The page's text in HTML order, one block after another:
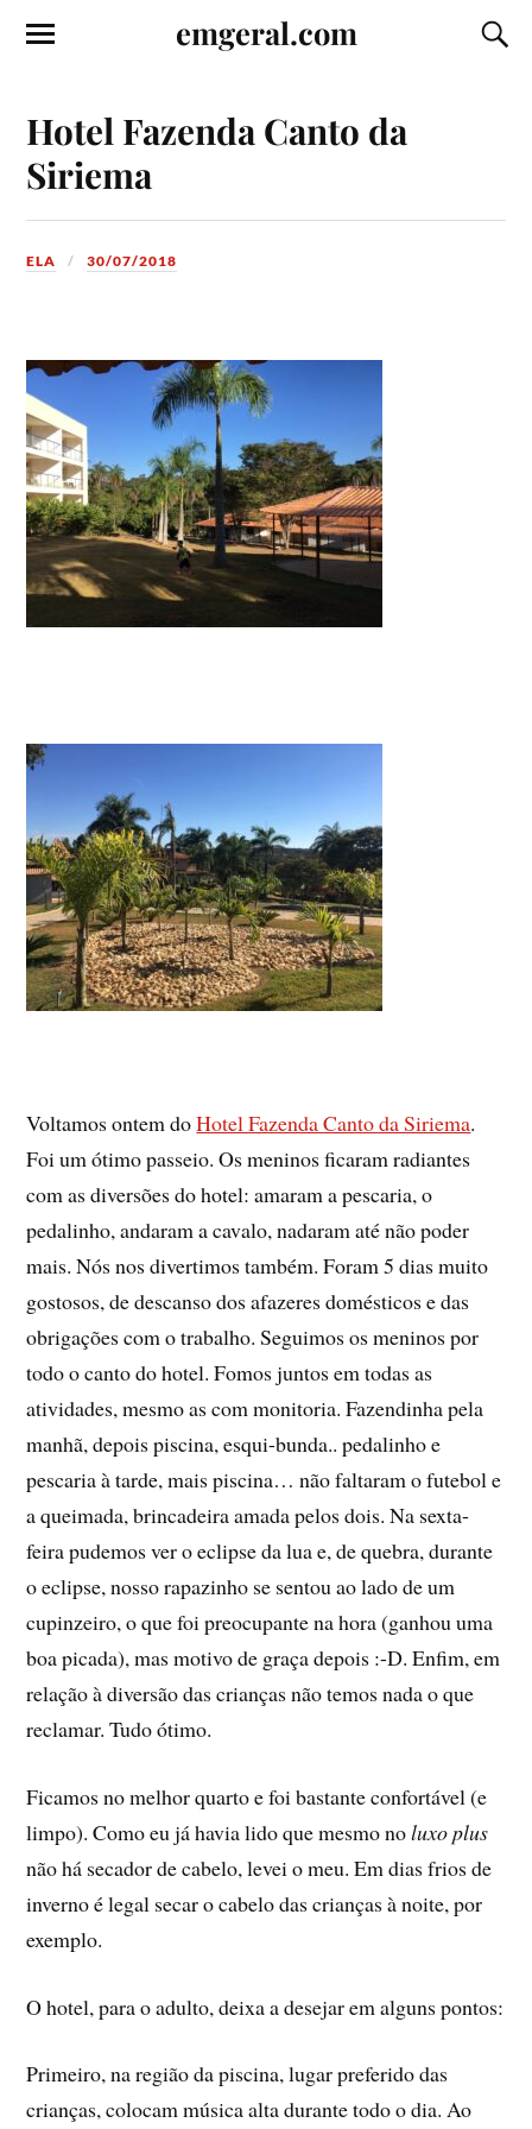
emgeral.com
Hotel Fazenda Canto da
Siriema
ELA 30/07/2018
Voltamos ontem doHotel Fazenda Canto da Siriema.
Foi um ótimo passeio. Os meninos ficaram radiantes
com as diversões do hotel: amaram a pescaria, o
pedalinho, andaram a cavalo, nadaram até não poder
mais. Nós nos divertimos também. Foram 5 dias muito
gostosos, de descanso dos afazeres domésticos e das
obrigações com o trabalho. Seguimos os meninos por
todo o canto do hotel. Fomos juntos em todas as
atividades, mesmo as com monitoria. Fazendinha pela
manhã, depois piscina, esqui-bunda.. pedalinho e
pescaria à tarde, mais piscina… não faltaram o futebol e
a queimada, brincadeira amada pelos dois. Na sexta-
feira pudemos ver o eclipse da lua e, de quebra, durante
o eclipse, nosso rapazinho se sentou ao lado de um
cupinzeiro, o que foi preocupante na hora (ganhou uma
boa picada), mas motivo de graça depois :-D. Enfim, em
relação à diversão das crianças não temos nada o que
reclamar. Tudo ótimo.
Ficamos no melhor quarto e foi bastante confortável (e
limpo). Como eu já havia lido que mesmo noluxo plus
não há secador de cabelo, levei o meu. Em dias frios de
inverno é legal secar o cabelo das crianças à noite, por
exemplo.
O hotel, para o adulto, deixa a desejar em alguns pontos:
Primeiro, na região da piscina, lugar preferido das
crianças, colocam música alta durante todo o dia. Ao